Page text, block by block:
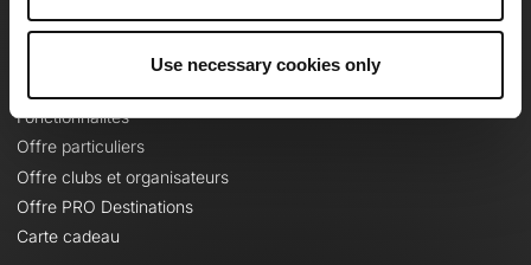
Use necessary cookies only
Fonctionnalités
Offre particuliers
Offre clubs et organisateurs
Offre PRO Destinations
Carte cadeau